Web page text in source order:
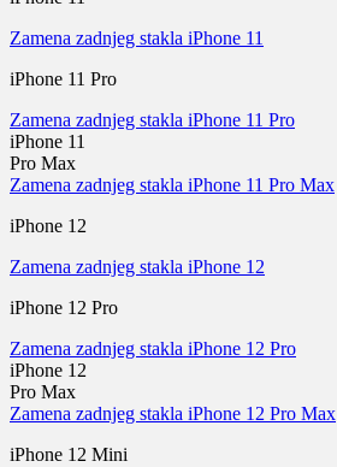
Zamena zadnjeg stakla iPhone 11
iPhone 11 Pro
Zamena zadnjeg stakla iPhone 11 Pro
iPhone 11
Pro Max
Zamena zadnjeg stakla iPhone 11 Pro Max
iPhone 12
Zamena zadnjeg stakla iPhone 12
iPhone 12 Pro
Zamena zadnjeg stakla iPhone 12 Pro
iPhone 12
Pro Max
Zamena zadnjeg stakla iPhone 12 Pro Max
iPhone 12 Mini